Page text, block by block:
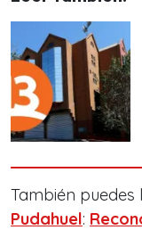
También puedes
Pudahuel: